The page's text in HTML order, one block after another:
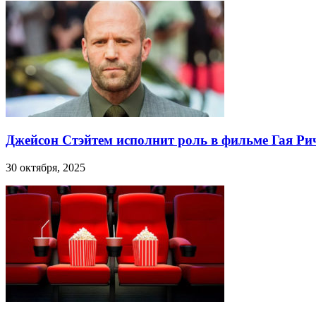
Джейсон Стэйтем исполнит роль в фильме Гая
30 октября, 2025